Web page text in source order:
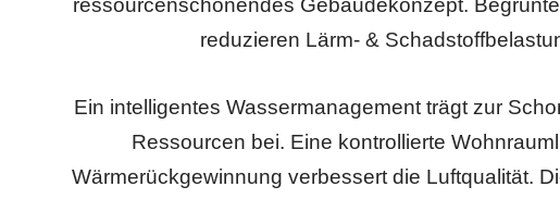
ressourcenschonendes Gebäudekonzept.
reduzieren Lärm- &
Ein intelligentes Wassermanagement trägt zur
Ressourcen bei. Eine kontrollierte
Wärmerückgewinnung verbessert die Luftqualität.